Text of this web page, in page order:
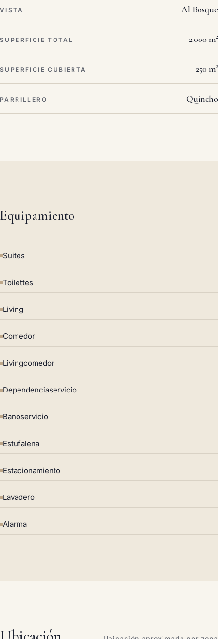
VISTA Al Bosque
SUPERFICIE TOTAL 2.000 m²
SUPERFICIE CUBIERTA 250 m²
PARRILLERO Quincho
Equipamiento
Suites
Toilettes
Living
Comedor
Livingcomedor
Dependenciaservicio
Banoservicio
Estufalena
Estacionamiento
Lavadero
Alarma